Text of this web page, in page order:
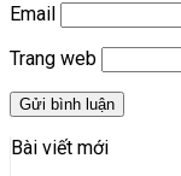
Email
Trang web
Bài viết mới